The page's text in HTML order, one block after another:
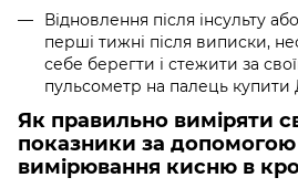
Відновлення після інсульту
перші тижні після виписки,
себе берегти і стежити за
пульсометр на палець купити
Як правильно виміряти
показники за допомогою
вимірювання кисню в